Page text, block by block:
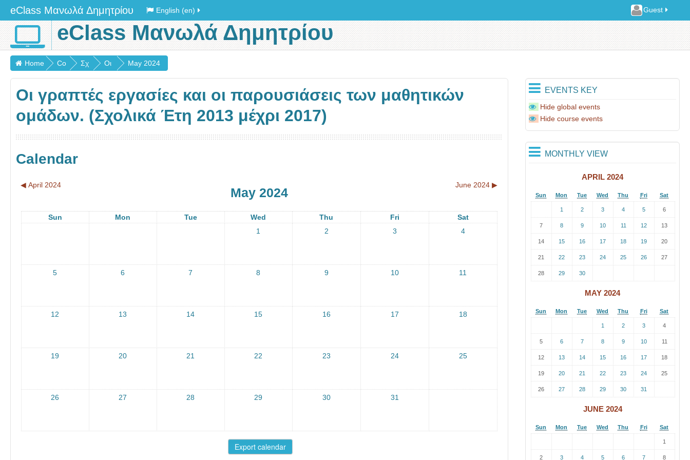
eClass Μανωλά Δημητρίου Guest
English (en)
eClass Μανωλά Δημητρίου
Home
Co
urs
es
Σχ
ολι
κά
20
13
Οι
γρ
απ
ερ
γα
ρο
εις
μα
.
May 2024
Οι γραπτές εργασίες και οι παρουσιάσεις των μαθητικών
ομάδων. (Σχολικά Έτη 2013 μέχρι 2017)
Calendar
◀︎ April 2024
May 2024
June 2024 ▶︎
Sun Mon Tue Wed Thu Fri
Sat
1
2 3 4
5 6 7 8 9 10 11
12 13 14 15 16 17 18
19 20 21 22 23 24 25
26 27 28 29 30 31
EVENTS KEY
Hide global events
Hide course events
MONTHLY VIEW
APRIL 2024
Sun Mon Tue Wed Thu Fri Sat
1 2 3 4 5 6
7 8 9 10 11 12 13
14 15 16 17 18 19 20
21 22 23 24 25 26 27
28 29 30
MAY 2024
Sun Mon Tue Wed Thu Fri Sat
1 2 3 4
5 6 7 8 9 10 11
12 13 14 15 16 17 18
19 20 21 22 23 24 25
26 27 28 29 30 31
JUNE 2024
Sun Mon Tue Wed Thu Fri Sat
1
2 3 4 5 6 7 8